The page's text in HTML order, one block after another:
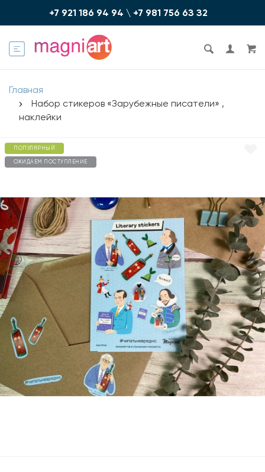
+7 921 186 94 94 \ +7 981 756 6З З2
Главная
Набор стикеров «Зарубежные писатели» ,
наклейки
ПОПУЛЯРНЫЙ
ОЖИДАЕМ ПОСТУПЛЕНИЕ